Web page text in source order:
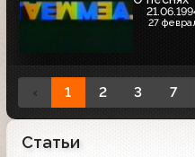
27
‹ 1 2 3 7
Статьи